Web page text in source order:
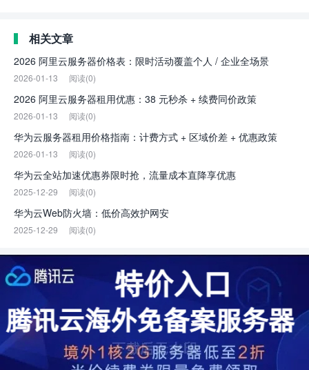
相关文章
2026 阿里云服务器价格表：限时活动覆盖个人 / 企业全场景
2026-01-13 阅读(0)
2026 阿里云服务器租用优惠：38 元秒杀 + 续费同价政策
2026-01-13 阅读(0)
华为云服务器租用价格指南：计费方式 + 区域价差 + 优惠政策
2026-01-13 阅读(0)
华为云全站加速优惠券限时抢，流量成本直降享优惠
2025-12-29 阅读(0)
华为云Web防火墙：低价高效护网安
2025-12-29 阅读(0)